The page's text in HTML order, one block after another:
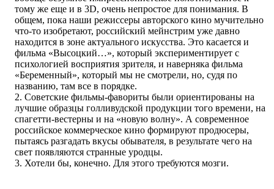
тому же еще и в 3D, очень непростое для понимания. В
общем, пока наши режиссеры авторского кино мучительно
что-то изобретают, российский мейнстрим уже давно
находится в зоне актуального искусства. Это касается и
фильма «Высоцкий…», который экспериментирует с
психологией восприятия зрителя, и наверняка фильма
«Беременный», который мы не смотрели, но, судя по
названию, там все в порядке.
2. Советские фильмы-фавориты были ориентированы на
лучшие образцы голливудской продукции того времени, на
спагетти-вестерны и на «новую волну». А современное
российское коммерческое кино формируют продюсеры,
пытаясь разгадать вкусы обывателя, в результате чего на
свет появляются странные уродцы.
3. Хотели бы, конечно. Для этого требуются мозги.